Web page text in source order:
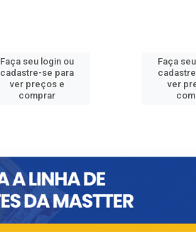
Faça seu login ou
cadastre-se para
ver preços e
comprar
Faça
ver